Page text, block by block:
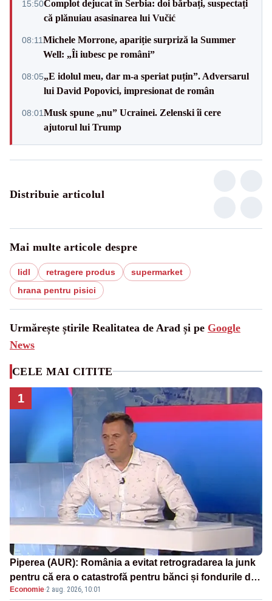
15:50Complot dejucat în Serbia: doi bărbați, suspectați
că plănuiau asasinarea lui Vučić
08:11Michele Morrone, apariție surpriză la Summer
Well: „Îi iubesc pe români”
08:05„E idolul meu, dar m-a speriat puțin”. Adversarul
lui David Popovici, impresionat de român
08:01Musk spune „nu” Ucrainei. Zelenski îi cere
ajutorul lui Trump
Distribuie articolul
Mai multe articole despre
lidl retragere produs
supermarket
hrana pentru pisici
Urmărește știrile Realitatea de Arad și pe Google
News
CELE MAI CITITE
1
Piperea (AUR): România a evitat retrogradarea la junk
pentru că era o catastrofă pentru bănci și fondurile de
pensii
Economie·2 aug. 2026, 10:01